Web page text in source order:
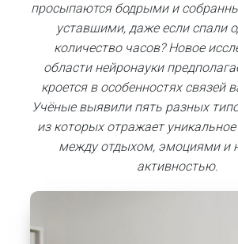
просыпаются бодрыми и
уставшими, даже если спали
количество часов? Новое
области нейронауки
кроется в особенностях связей
Учёные выявили пять разных
из которых отражает
между отдыхом, эмоциями и
активностью.